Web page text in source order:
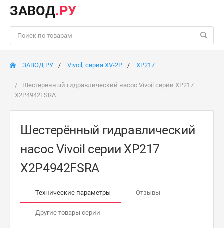
ЗАВОД.РУ
ЗАВОД РУ Vivoil, серия XV-2P XP217
Шестерённый гидравлический насос Vivoil серии XP217
X2P4942FSRA
Шестерённый гидравлический
насос Vivoil серии XP217
X2P4942FSRA
Технические параметры Отзывы
Другие товары серии